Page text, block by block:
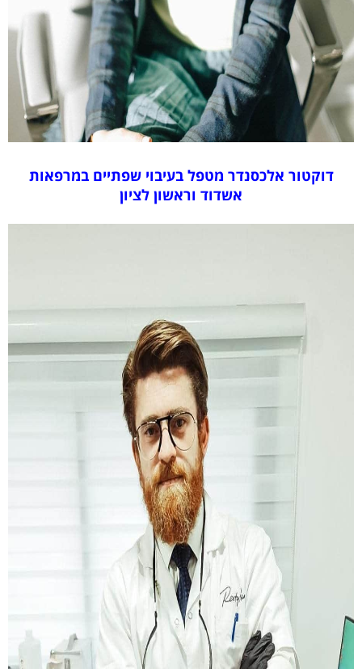
דוקטור אלכסנדר מטפל בעיבוי שפתיים במרפאות
אשדוד וראשון לציון